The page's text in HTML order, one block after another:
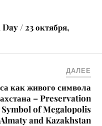
/ 23 октября,
ДАЛЕЕ
как живого символа
– Preservation
of Megalopolis
and Kazakhstan